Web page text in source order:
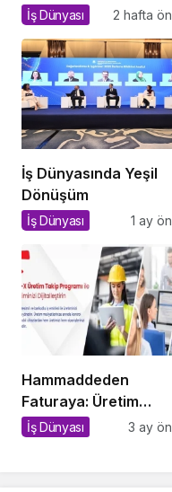
İş Dünyası 2 hafta
İş Dünyasında Yeşil
Dönüşüm
İş Dünyası 1 ay
Hammaddeden
Faturaya: Üretim
İşletmelerinde Kopuk
İş Dünyası 3 ay